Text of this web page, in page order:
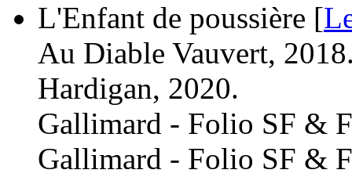
L'Enfant de poussière [
Au Diable Vauvert,
Hardigan, 2020.
Gallimard - Folio SF &
Gallimard - Folio SF &